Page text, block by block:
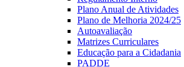
Plano Anual de Atividades
Plano de Melhoria 2024/25
Autoavaliação
Matrizes Curriculares
Educação para a Cidadania
PADDE